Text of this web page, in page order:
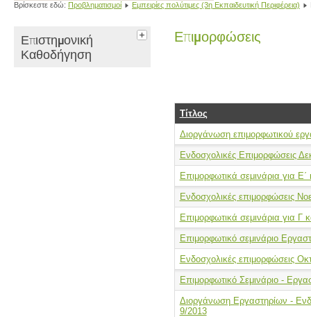
Βρίσκεστε εδώ: Προβληματισμοί Εμπειρίες πολύτιμες (3η Εκπαιδευτική Περιφέρεια)
Επιστημονική
Καθοδήγηση
Επιμορφώσεις
Τίτλος
Διοργάνωση επιμορφωτικού
Ενδοσχολικές Επιμορφώσεις
Επιμορφωτικά σεμινάρια για Ε΄
Ενδοσχολικές επιμορφώσεις
Επιμορφωτικά σεμινάρια για Γ
Επιμορφωτικό σεμινάριο
Ενδοσχολικές επιμορφώσεις
Επιμορφωτικό Σεμινάριο -
Διοργάνωση Εργαστηρίων -
9/2013